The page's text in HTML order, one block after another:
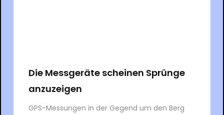
Die Messgeräte scheinen Sprünge
anzuzeigen
GPS-Messungen in der Gegend um den Berg